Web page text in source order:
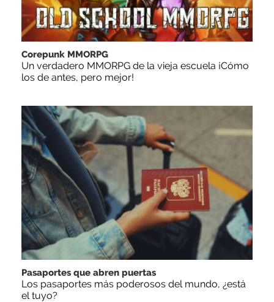
Corepunk MMORPG
Un verdadero MMORPG de la vieja escuela ¡Cómo
los de antes, pero mejor!
Pasaportes que abren puertas
Los pasaportes más poderosos del mundo, ¿está
el tuyo?